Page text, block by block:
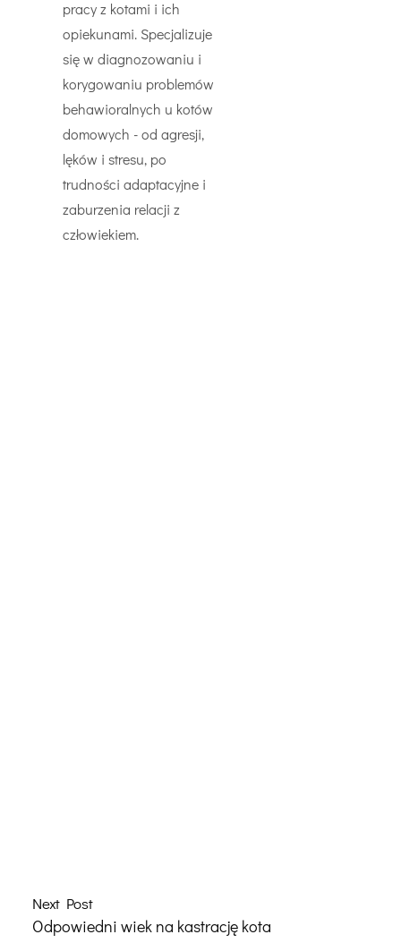
pracy z kotami i ich
opiekunami. Specjalizuje
się w diagnozowaniu i
korygowaniu problemów
behawioralnych u kotów
domowych - od agresji,
lęków i stresu, po
trudności adaptacyjne i
zaburzenia relacji z
człowiekiem.
Next Post
Odpowiedni wiek na kastrację kota